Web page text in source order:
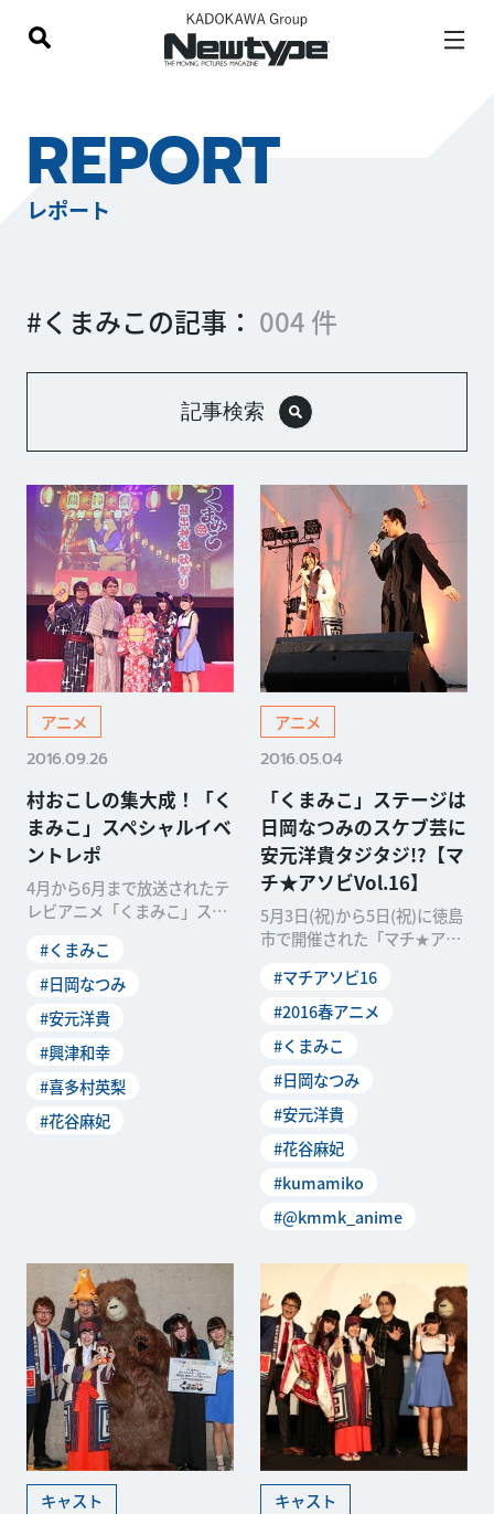
REPORT
レポート
#くまみこの記事： 004 件
記事検索
アニメ
2016.09.26
村おこしの集大成！「く
まみこ」スペシャルイベ
ントレポ
4月から6月まで放送されたテ
レビアニメ「くまみこ」スペ
祭り」が、9月11
#くまみこ
#日岡なつみ
#安元洋貴
#興津和幸
#喜多村英梨
#花谷麻妃
アニメ
2016.05.04
「くまみこ」ステージは
日岡なつみのスケブ芸に
安元洋貴タジタジ!?【マ
チ★アソビVol.16】
5月3日(祝)から5日(祝)に徳島
市で開催された「マチ★アソ
公園で、
#マチアソビ16
#2016春アニメ
#くまみこ
#日岡なつみ
#安元洋貴
#花谷麻妃
#kumamiko
#@kmmk_anime
キャスト キャスト